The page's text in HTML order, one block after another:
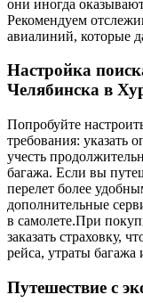
они иногда
Рекомендуем
авиалиний, которые
Настройка
Челябинска в
Попробуйте
требования: указать
учесть
багажа. Если вы
перелет более
дополнительные
в самолете.При
заказать страховку,
рейса, утраты
Путешествие с